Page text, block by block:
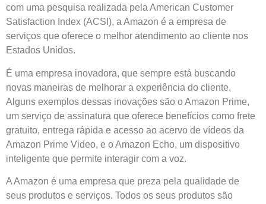
com uma pesquisa realizada pela American Customer
Satisfaction Index (ACSI), a Amazon é a empresa de
serviços que oferece o melhor atendimento ao cliente nos
Estados Unidos.
É uma empresa inovadora, que sempre está buscando
novas maneiras de melhorar a experiência do cliente.
Alguns exemplos dessas inovações são o Amazon Prime,
um serviço de assinatura que oferece benefícios como frete
gratuito, entrega rápida e acesso ao acervo de vídeos da
Amazon Prime Video, e o Amazon Echo, um dispositivo
inteligente que permite interagir com a voz.
A Amazon é uma empresa que preza pela qualidade de
seus produtos e serviços. Todos os seus produtos são